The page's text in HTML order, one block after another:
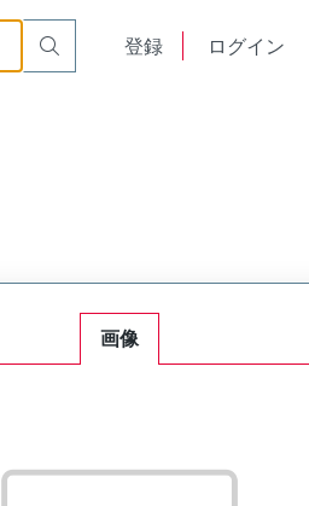
登録 ログイン
画像